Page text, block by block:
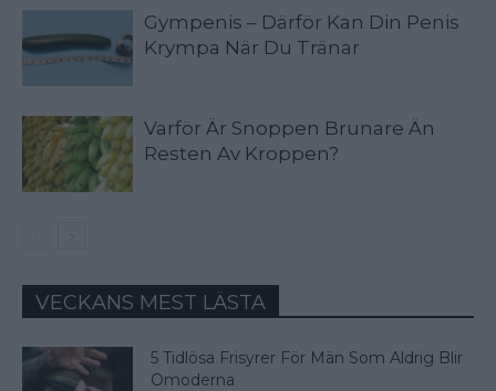
Gympenis – Därför Kan Din Penis
Krympa När Du Tränar
Varför Är Snoppen Brunare Än
Resten Av Kroppen?
VECKANS MEST LÄSTA
5 Tidlösa Frisyrer För Män Som Aldrig Blir
Omoderna